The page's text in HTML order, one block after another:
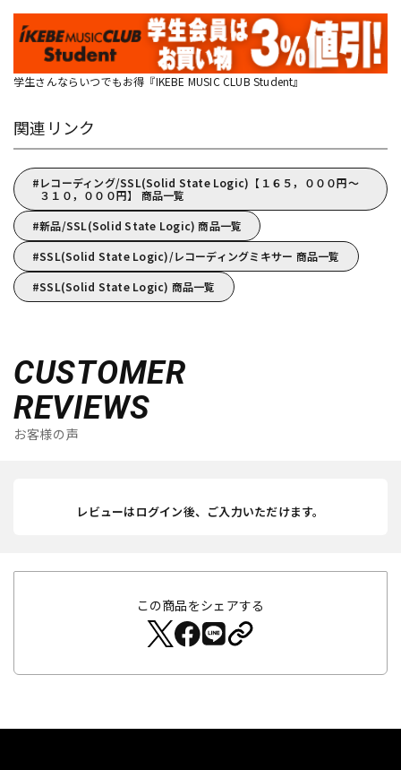
学生さんならいつでもお得『IKEBE MUSIC CLUB Student』
関連リンク
レコーディング/SSL(Solid State Logic)【１６５，０００円～
３１０，０００円】 商品一覧
新品/SSL(Solid State Logic) 商品一覧
SSL(Solid State Logic)/レコーディングミキサー 商品一覧
SSL(Solid State Logic) 商品一覧
CUSTOMER
REVIEWS
お客様の声
レビューはログイン後、ご入力いただけます。
この商品をシェアする